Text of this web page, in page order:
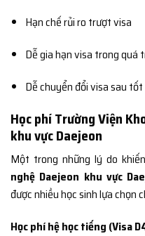
Hạn chế rủi ro trượt visa
Dễ gia hạn visa trong quá
Dễ chuyển đổi visa sau
Học phí Trường Viện
khu vực Daejeon
Một trong những lý do khiến
nghệ Daejeon khu vực
được nhiều học sinh lựa chọn
Học phí hệ học tiếng (Visa